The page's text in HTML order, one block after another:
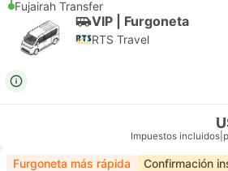
Fujairah Transfer
VIP | Furgoneta
RTS Travel
Impuestos incluidos
Furgoneta más rápida Confirmación